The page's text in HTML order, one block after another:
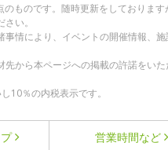
ものです。随時更新をしておりま
い。
情により、イベントの開催情報、
から本ページへの掲載の許諾をい
10％の内税表示です。
営業時間など